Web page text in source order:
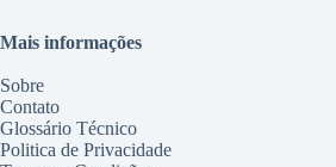
Mais informações
Sobre
Contato
Glossário Técnico
Politica de Privacidade